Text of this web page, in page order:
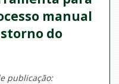
manual
do
publicação: